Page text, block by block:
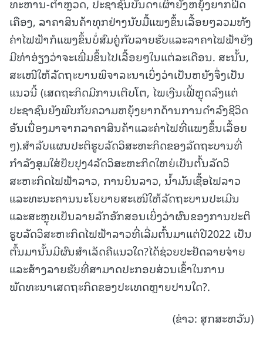
ເຄືອງ, ລາຄາສິນຄ້າທຸກຢ່າງນັບມື້ແພງຂຶ້ນເລື້ອຍໆລວມທັງ
ຄ່າໄຟຟ້າກໍແພງຂຶ້ນບໍ່ສົມຄູ່ກັບລາຍຮັບແລະລາຄາໄຟຟ້າຍັງ
ມີທ່າອ່ຽງວ່າຈະເພີ່ມຂຶ້ນໄປເລື້ອຍໆໃນແຕ່ລະເດືອນ. ສະນັ້ນ,
ສະເໜີໃຫ້ລັດຖະບານພິຈາລະນາເບິ່ງວ່າເປັນຫຍັງຈຶ່ງເປັນ
ແນວນີ້ (ເສດຖະກິດມີການເຕີບໂຕ, ໄພເງີນເຟີ້ຫຼຸດລົງແຕ່
ປະຊາຊົນຍັງພົບກັບຄວາມຫຍຸ້ງຍາກດ້ານການດຳລົງຊີວິດ
ອັນເນື່ອງມາຈາກລາຄາສິນຄ້າແລະຄ່າໄຟທີ່ແພງຂຶ້ນເລື້ອຍ
ໆ).ສຳລັບແຜນປະຕິຮູບລັດວິສະຫະກິດຂອງລັດຖະບານທີ່
ກຳລັງສຸມໃສ່ປັບປຸງ4ລັດວິສະຫະກິດໃຫຍ່ເປັນຕົ້ນລັດວິ
ສະຫະກິດໄຟຟ້າລາວ, ການບິນລາວ, ນໍ້າມັນເຊື້ອໄຟລາວ
ແລະທະນະຄານນະໂຍບາຍສະເໜີໃຫ້ລັດຖະບານປະເມີນ
ແລະສະຫຼຸບເປັນລາຍລັກອັກສອນເບິ່ງວ່າຜົນຂອງການປະຕິ
ຮູບລັດວິສະຫະກິດໄຟຟ້າລາວທີ່ເລີ່ມຕົ້ນມາແຕ່ປີ2022 ເປັນ
ຕົ້ນມານັ້ນມີຜົນສໍາເລັດຄືແນວໃດ?ໄດ້ຊ່ວຍປະຢັດລາຍຈ່າຍ
ແລະສ້າງລາຍຮັບທີ່ສາມາດປະກອບສ່ວນເຂົ້າໃນການ
ພັດທະນາເສດຖະກິດຂອງປະເທດຫຼາຍປານໃດ?.
(ຂ່າວ: ສຸກສະຫວັນ)